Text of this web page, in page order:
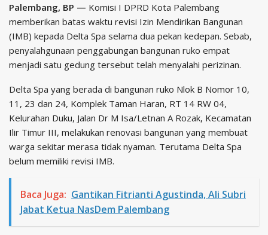
Palembang, BP — Komisi I DPRD Kota Palembang
memberikan batas waktu revisi Izin Mendirikan Bangunan
(IMB) kepada Delta Spa selama dua pekan kedepan. Sebab,
penyalahgunaan penggabungan bangunan ruko empat
menjadi satu gedung tersebut telah menyalahi perizinan.
Delta Spa yang berada di bangunan ruko Nlok B Nomor 10,
11, 23 dan 24, Komplek Taman Haran, RT 14 RW 04,
Kelurahan Duku, Jalan Dr M Isa/Letnan A Rozak, Kecamatan
Ilir Timur III, melakukan renovasi bangunan yang membuat
warga sekitar merasa tidak nyaman. Terutama Delta Spa
belum memiliki revisi IMB.
Baca Juga: Gantikan Fitrianti Agustinda, Ali Subri
Jabat Ketua NasDem Palembang